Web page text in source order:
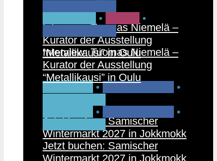
Interview: Tuomas Niemelä –
Kurator der Ausstellung
“Metallikausi” in Oulu
PARTNER • RUNDREISEN
•
Jetzt buchen: Samischer
Wintermarkt 2027 in Jokkmokk
•
•
Interview: Tuomas Niemelä –
Kurator der Ausstellung
“Metallikausi” in Oulu
•
•
Jetzt buchen: Samischer
Wintermarkt 2027 in Jokkmokk